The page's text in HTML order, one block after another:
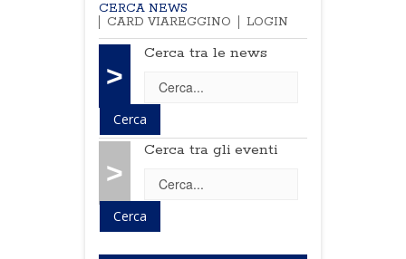
CERCA NEWS
CARD VIAREGGINO
LOGIN
>
Cerca tra le news
>
Cerca tra gli eventi